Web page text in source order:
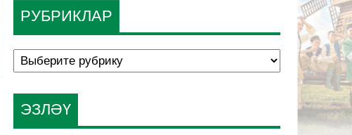
РУБРИКЛАР
ЭЗЛӘҮ